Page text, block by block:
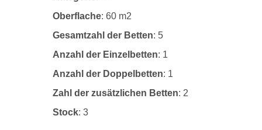
Oberflache: 60 m2
Gesamtzahl der Betten: 5
Anzahl der Einzelbetten: 1
Anzahl der Doppelbetten: 1
Zahl der zusätzlichen Betten: 2
Stock: 3